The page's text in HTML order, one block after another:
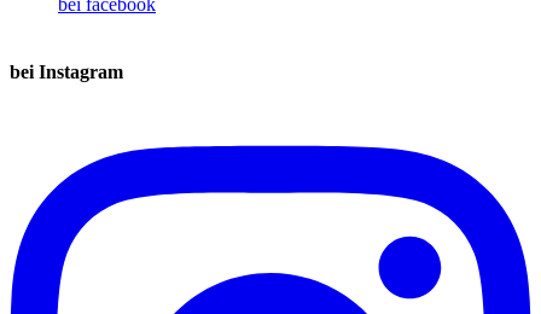
bei facebook
bei Instagram